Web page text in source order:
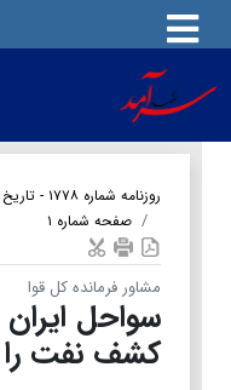
روزنامه شماره ۱۷۷۸ - تاریخ : ۱۴۰۲/۸/۱۸
صفحه شماره ۱
مشاور فرمانده کل قوا
سواحل
کشف نفت را